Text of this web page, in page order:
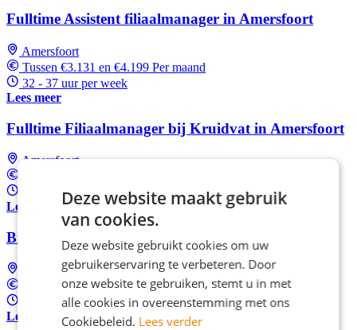
Fulltime Assistent filiaalmanager in Amersfoort
Amersfoort
Tussen €3.131 en €4.199 Per maand
32 - 37 uur per week
Lees meer
Fulltime Filiaalmanager bij Kruidvat in Amersfoort
Amersfoort
32 - 37 uur per week
Lees meer
Bijbaan bediening (4-24u)
In overeenstemming
Fulltime (startersfunctie)
Lees meer
Deze website maakt gebruik
van cookies.
Deze website gebruikt cookies om uw
gebruikerservaring te verbeteren. Door
onze website te gebruiken, stemt u in met
alle cookies in overeenstemming met ons
Cookiebeleid. Lees verder